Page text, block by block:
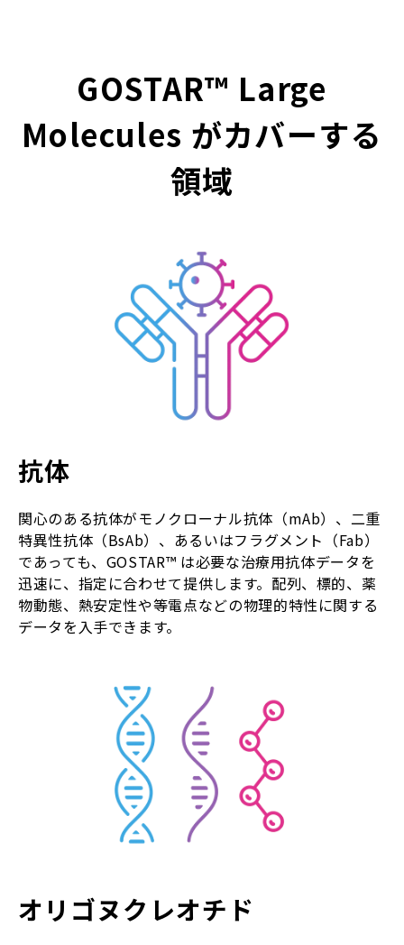
GOSTAR™ Large
Molecules がカバーする
領域
抗体
関心のある抗体がモノクローナル抗体（mAb）、二重
特異性抗体（BsAb）、あるいはフラグメント（Fab）
であっても、GOSTAR™ は必要な治療用抗体データを
迅速に、指定に合わせて提供します。配列、標的、薬
物動態、熱安定性や等電点などの物理的特性に関する
データを入手できます。
オリゴヌクレオチド